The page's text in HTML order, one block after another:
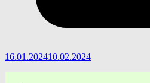
16.01.202410.02.2024